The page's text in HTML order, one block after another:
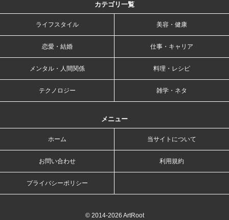
カテゴリ一覧
ライフスタイル 美容・健康
恋愛・結婚 仕事・キャリア
メンタル・人間関係 料理・レシピ
テクノロジー 雑学・ネタ
メニュー
ホーム 当サイトについて
お問い合わせ 利用規約
プライバシーポリシー
© 2014-2026 ArtRoot